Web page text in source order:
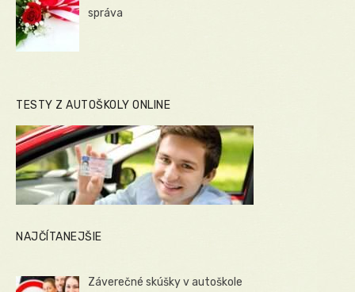
správa
TESTY Z AUTOŠKOLY ONLINE
NAJČÍTANEJŠIE
Záverečné skúšky v autoškole